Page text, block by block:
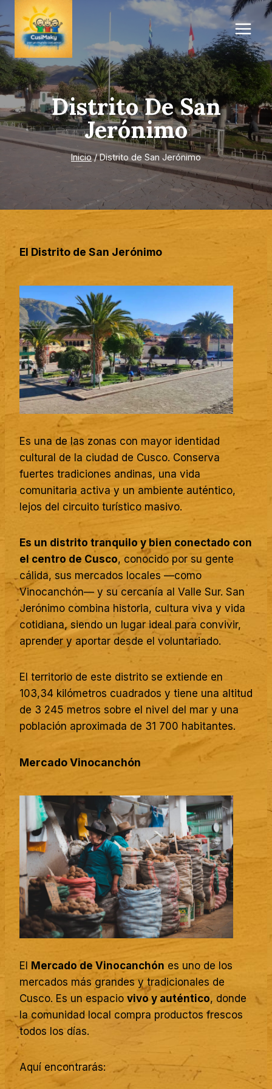
al
contenido
Distrito De San
Jerónimo
Inicio / Distrito de San Jerónimo
El Distrito de San Jerónimo
Es una de las zonas con mayor identidad
cultural de la ciudad de Cusco. Conserva
fuertes tradiciones andinas, una vida
comunitaria activa y un ambiente auténtico,
lejos del circuito turístico masivo.
Es un distrito tranquilo y bien conectado con
el centro de Cusco, conocido por su gente
cálida, sus mercados locales —como
Vinocanchón— y su cercanía al Valle Sur. San
Jerónimo combina historia, cultura viva y vida
cotidiana, siendo un lugar ideal para convivir,
aprender y aportar desde el voluntariado.
El territorio de este distrito se extiende en
103,34 kilómetros cuadrados y tiene una altitud
de 3 245 metros sobre el nivel del mar y una
población aproximada de 31 700 habitantes.
Mercado Vinocanchón
El Mercado de Vinocanchón es uno de los
mercados más grandes y tradicionales de
Cusco. Es un espacio vivo y auténtico, donde
la comunidad local compra productos frescos
todos los días.
Aquí encontrarás: